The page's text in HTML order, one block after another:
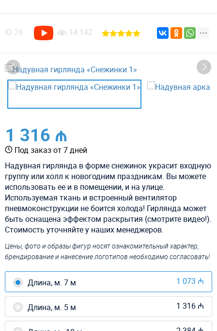
ID 76 14 142
1 316 ₼
Под заказ от 7 дней
Надувная гирлянда в форме снежинок украсит входную
группу или холл к новогодним праздникам. Вы можете
использовать ее и в помещении, и на улице.
Используемая ткань и встроенный вентилятор
пневмоконструкции не боится холода! Гирлянда может
быть оснащена эффектом раскрытия (смотрите видео!).
Стоимость уточняйте у наших менеджеров.
Цены, фото и образы фигур носят ознакомительный характер,
брендирование и нанесение логотипов необходимо согласовать!
Длина, м. 7 м 1 073 ₼
Длина, м. 5 м 1 316 ₼